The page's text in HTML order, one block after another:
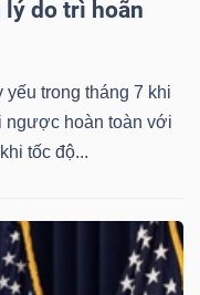
lý do trì hoãn
trong tháng 7 khi
ngược hoàn toàn với
tốc độ...